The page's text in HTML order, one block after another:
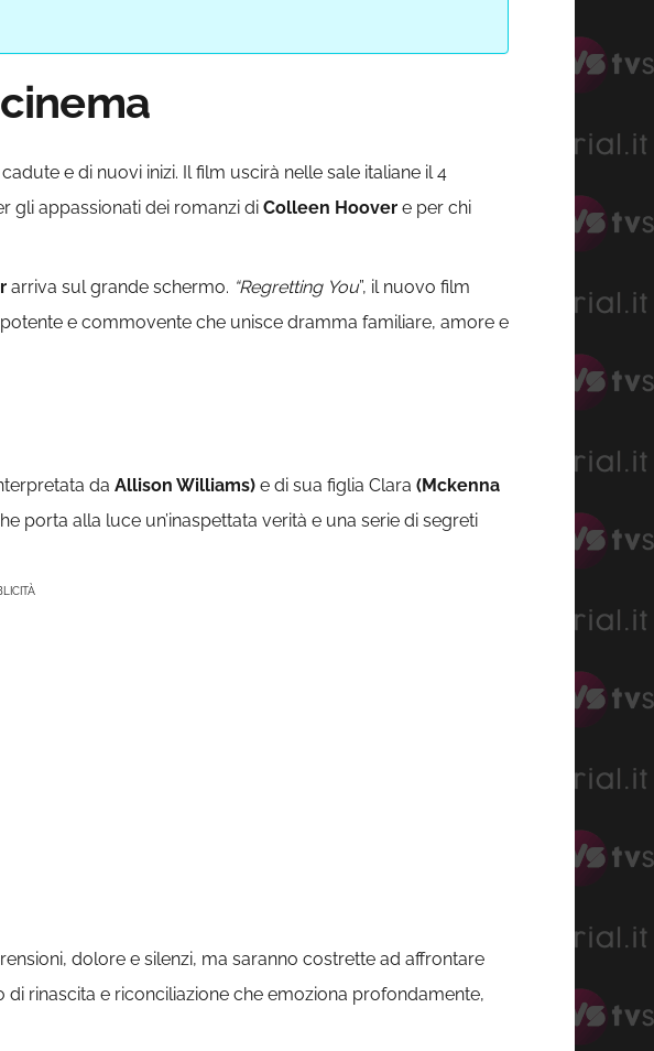
e di nuovi inizi. Il film uscirà nelle sale italiane il 4
gli appassionati dei romanzi di Colleen Hoover e per chi
arriva sul grande schermo. “Regretting You”, il nuovo film
e commovente che unisce dramma familiare, amore e
da Allison Williams) e di sua figlia Clara (Mckenna
porta alla luce un’inaspettata verità e una serie di segreti
dolore e silenzi, ma saranno costrette ad affrontare
rinascita e riconciliazione che emoziona profondamente,